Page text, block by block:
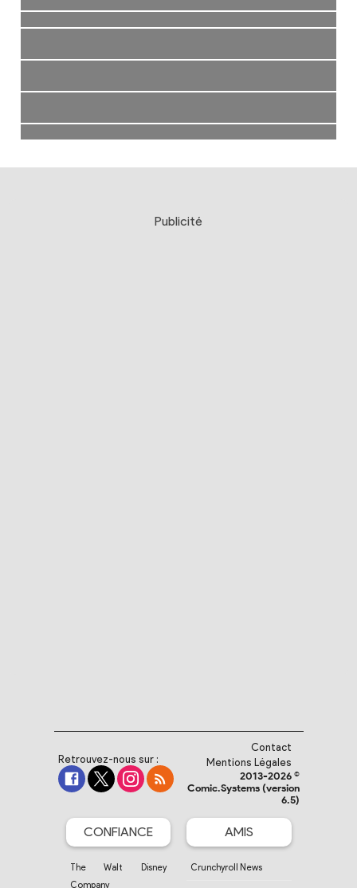
Publicité
Retrouvez-nous sur :
Contact
Mentions Légales
2013-2026 ©
Comic.Systems (version
6.5)
CONFIANCE
The Walt Disney
Company
AMIS
Crunchyroll News